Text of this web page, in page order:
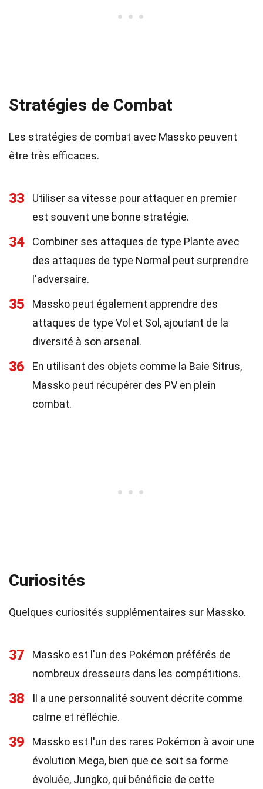
Stratégies de Combat
Les stratégies de combat avec Massko peuvent
être très efficaces.
33
Utiliser sa vitesse pour attaquer en premier
est souvent une bonne stratégie.
34
Combiner ses attaques de type Plante avec
des attaques de type Normal peut surprendre
l'adversaire.
35
Massko peut également apprendre des
attaques de type Vol et Sol, ajoutant de la
diversité à son arsenal.
36
En utilisant des objets comme la Baie Sitrus,
Massko peut récupérer des PV en plein
combat.
Curiosités
Quelques curiosités supplémentaires sur Massko.
37
Massko est l'un des Pokémon préférés de
nombreux dresseurs dans les compétitions.
38
Il a une personnalité souvent décrite comme
calme et réfléchie.
39
Massko est l'un des rares Pokémon à avoir une
évolution Mega, bien que ce soit sa forme
évoluée, Jungko, qui bénéficie de cette